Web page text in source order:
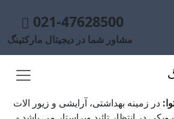
021-47628500
مشاور شما در دیجیتال مارکتینگ
در زمینه بهداشتی، آرایشی و زیور الات